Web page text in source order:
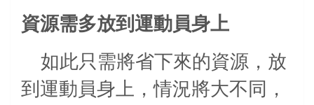
資源需多放到運動員身上
如此只需將省下來的資源，放
到運動員身上，情況將大不同，